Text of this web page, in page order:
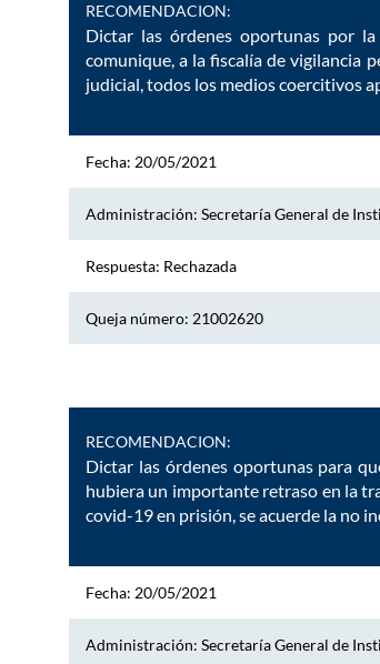
RECOMENDACION:
Dictar las órdenes oportunas por
comunique, a la fiscalía de vigilancia
judicial, todos los medios coercitivos
Fecha: 20/05/2021
Administración: Secretaría General de
Respuesta: Rechazada
Queja número: 21002620
RECOMENDACION:
Dictar las órdenes oportunas para
hubiera un importante retraso en la
covid-19 en prisión, se acuerde la no
Fecha: 20/05/2021
Administración: Secretaría General de